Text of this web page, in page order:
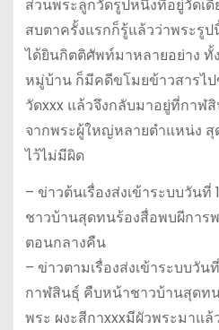
ส่วนพระลูกวัดรูปหนึ่งที่อยู่วัดเดี
สบตาครั้งแรกก็รู้แล้วว่าพระรู
ได้ยินกิตติศัพท์มาหลายอย่าง ทั้
หมู่บ้าน ก็มีคดีขโมยข้าวสารไ
วัดxxx แล้วจึงกลับมาอยู่ที่กาฬ
จากพระผู้ใหญ่หลายตำแหน่ง สุ
ไว้ไม่มีผิด
– ข่าวต้นเรื่องส่งเข้าระบบวัน
ชาวบ้านสุดทนร้องสื่อพบผีการ
ตอนกลางคืน
– ข่าวตามเรื่องส่งเข้าระบบวั
กาฬสินธุ์ คืบหน้าชาวบ้านสุดท
พระ ผงะสีกาxxxมีผัวพระมาแ